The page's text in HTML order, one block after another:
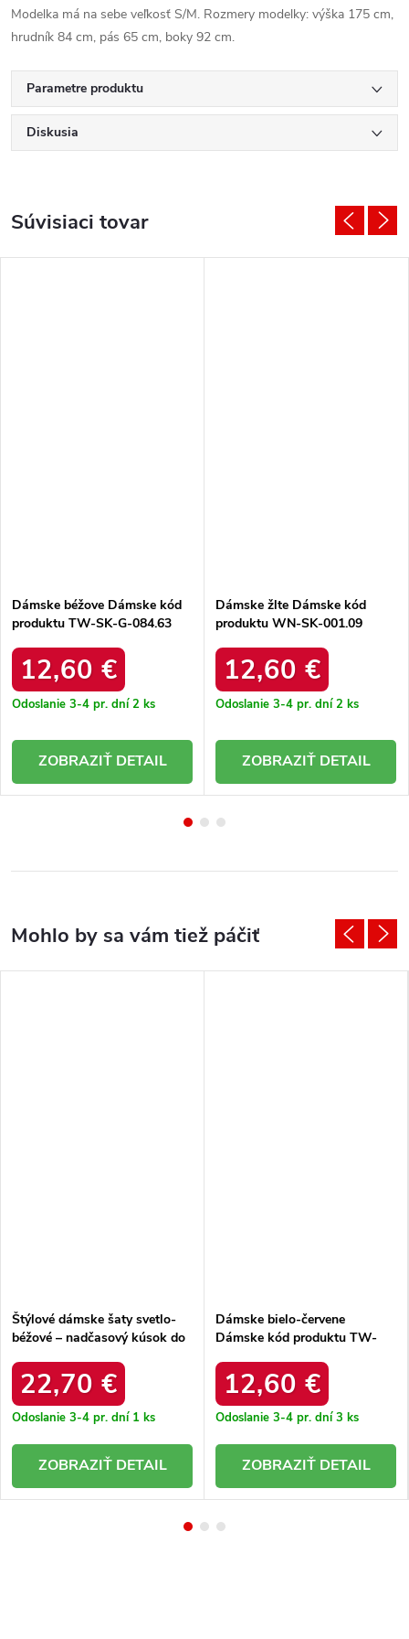
Modelka má na sebe veľkosť S/M. Rozmery modelky: výška 175 cm,
hrudník 84 cm, pás 65 cm, boky 92 cm.
Parametre produktu
Diskusia
Súvisiaci tovar
Dámske béžove Dámske kód
produktu TW-SK-G-084.63
12,60 €
Odoslanie 3-4 pr. dní2 ks
DETAIL
Dámske žlte Dámske kód
produktu WN-SK-001.09
12,60 €
Odoslanie 3-4 pr. dní2 ks
DETAIL
Štýlové dámske šaty svetlo-
béžové – nadčasový kúsok do
22,70 €
Odoslanie 3-4 pr. dní 1 ks
DETAIL
Dámske bielo-červene
Dámske kód produktu TW-
12,60 €
Odoslanie 3-4 pr. dní3 ks
DETAIL